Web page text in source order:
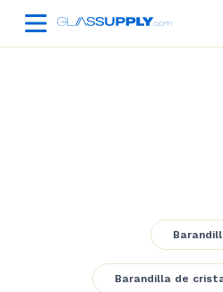
Barandilla de